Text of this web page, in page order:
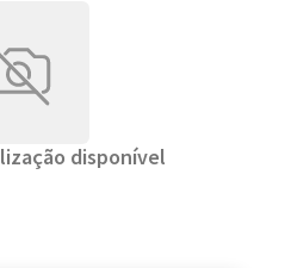
disponível